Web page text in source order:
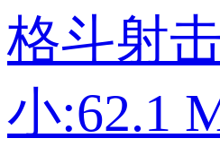
格斗射
小:62.1